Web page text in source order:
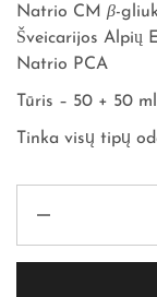
Natrio CM β-
Šveicarijos Alpių
Natrio PCA
Tūris – 50 + 50
Tinka visų tipų